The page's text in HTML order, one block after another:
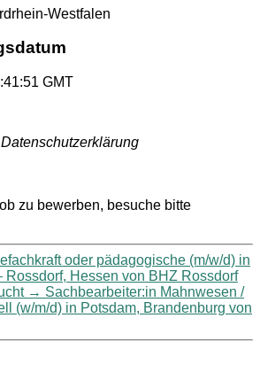
Westfalen
GMT
zu bewerben, besuche bitte
oder pädagogische (m/w/d) in
Rossdorf, Hessen von BHZ Rossdorf
→ Sachbearbeiter:in Mahnwesen /
(w/m/d) in Potsdam, Brandenburg von